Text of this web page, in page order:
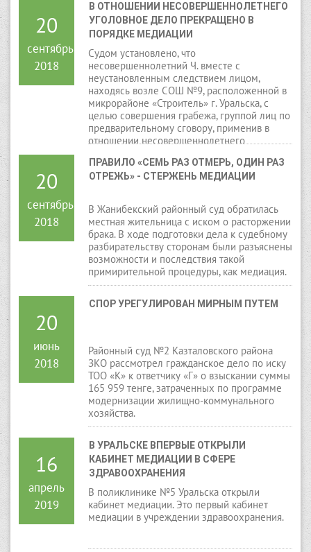
20
сентябрь
2018
В ОТНОШЕНИИ НЕСОВЕРШЕННОЛЕТНЕГО
УГОЛОВНОЕ ДЕЛО ПРЕКРАЩЕНО В
ПОРЯДКЕ МЕДИАЦИИ
Судом установлено, что
несовершеннолетний Ч. вместе с
неустановленным следствием лицом,
находясь возле СОШ №9, расположенной в
микрорайоне «Строитель» г. Уральска, с
целью совершения грабежа, группой лиц по
предварительному сговору, применив в
отношении несовершеннолетнего
его жизни или здоровья, открыто похитили
у последнего сотовый телефон марки
скрылись с места совершения
преступления.
20
сентябрь
2018
ПРАВИЛО «СЕМЬ РАЗ ОТМЕРЬ, ОДИН РАЗ
ОТРЕЖЬ» - СТЕРЖЕНЬ МЕДИАЦИИ
В Жанибекский районный суд обратилась
местная жительница с иском о расторжении
брака. В ходе подготовки дела к судебному
разбирательству сторонам были разъяснены
возможности и последствия такой
примирительной процедуры, как медиация.
20
июнь
2018
СПОР УРЕГУЛИРОВАН МИРНЫМ ПУТЕМ
Районный суд №2 Казталовского района
ЗКО рассмотрел гражданское дело по иску
ТОО «К» к ответчику «Г» о взыскании суммы
165 959 тенге, затраченных по программе
модернизации жилищно-коммунального
хозяйства.
16
апрель
2019
В УРАЛЬСКЕ ВПЕРВЫЕ ОТКРЫЛИ
КАБИНЕТ МЕДИАЦИИ В СФЕРЕ
ЗДРАВООХРАНЕНИЯ
В поликлинике №5 Уральска открыли
кабинет медиации. Это первый кабинет
медиации в учреждении здравоохранения.